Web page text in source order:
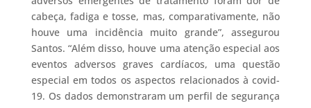
cabeça, fadiga e tosse, mas, comparativamente, não
houve uma incidência muito grande”, assegurou
Santos. “Além disso, houve uma atenção especial aos
eventos adversos graves cardíacos, uma questão
especial em todos os aspectos relacionados à covid-
19. Os dados demonstraram um perfil de segurança